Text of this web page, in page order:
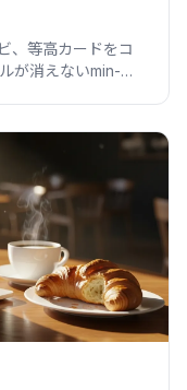
、等高カードをコ
が消えないmin-